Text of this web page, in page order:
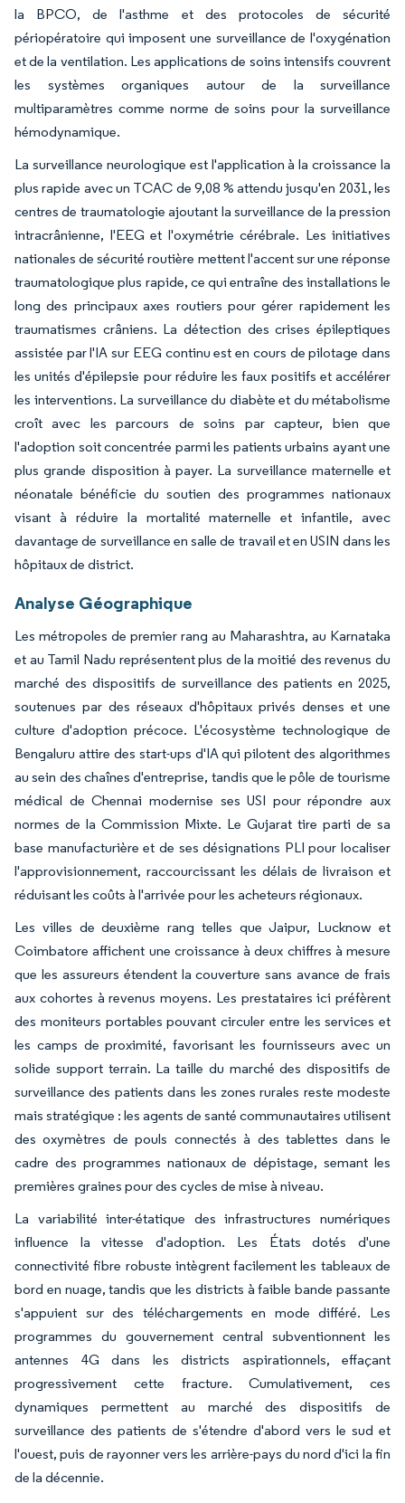
la BPCO, de l'asthme et des protocoles de sécurité
périopératoire qui imposent une surveillance de l'oxygénation
et de la ventilation. Les applications de soins intensifs couvrent
les systèmes organiques autour de la surveillance
multiparamètres comme norme de soins pour la surveillance
hémodynamique.
La surveillance neurologique est l'application à la croissance la
plus rapide avec un TCAC de 9,08 % attendu jusqu'en 2031, les
centres de traumatologie ajoutant la surveillance de la pression
intracrânienne, l'EEG et l'oxymétrie cérébrale. Les initiatives
nationales de sécurité routière mettent l'accent sur une réponse
traumatologique plus rapide, ce qui entraîne des installations le
long des principaux axes routiers pour gérer rapidement les
traumatismes crâniens. La détection des crises épileptiques
assistée par l'IA sur EEG continu est en cours de pilotage dans
les unités d'épilepsie pour réduire les faux positifs et accélérer
les interventions. La surveillance du diabète et du métabolisme
croît avec les parcours de soins par capteur, bien que
l'adoption soit concentrée parmi les patients urbains ayant une
plus grande disposition à payer. La surveillance maternelle et
néonatale bénéficie du soutien des programmes nationaux
visant à réduire la mortalité maternelle et infantile, avec
davantage de surveillance en salle de travail et en USIN dans les
hôpitaux de district.
Analyse Géographique
Les métropoles de premier rang au Maharashtra, au Karnataka
et au Tamil Nadu représentent plus de la moitié des revenus du
marché des dispositifs de surveillance des patients en 2025,
soutenues par des réseaux d'hôpitaux privés denses et une
culture d'adoption précoce. L'écosystème technologique de
Bengaluru attire des start-ups d'IA qui pilotent des algorithmes
au sein des chaînes d'entreprise, tandis que le pôle de tourisme
médical de Chennai modernise ses USI pour répondre aux
normes de la Commission Mixte. Le Gujarat tire parti de sa
base manufacturière et de ses désignations PLI pour localiser
l'approvisionnement, raccourcissant les délais de livraison et
réduisant les coûts à l'arrivée pour les acheteurs régionaux.
Les villes de deuxième rang telles que Jaipur, Lucknow et
Coimbatore affichent une croissance à deux chiffres à mesure
que les assureurs étendent la couverture sans avance de frais
aux cohortes à revenus moyens. Les prestataires ici préfèrent
des moniteurs portables pouvant circuler entre les services et
les camps de proximité, favorisant les fournisseurs avec un
solide support terrain. La taille du marché des dispositifs de
surveillance des patients dans les zones rurales reste modeste
mais stratégique : les agents de santé communautaires utilisent
des oxymètres de pouls connectés à des tablettes dans le
cadre des programmes nationaux de dépistage, semant les
premières graines pour des cycles de mise à niveau.
La variabilité inter-étatique des infrastructures numériques
influence la vitesse d'adoption. Les États dotés d'une
connectivité fibre robuste intègrent facilement les tableaux de
bord en nuage, tandis que les districts à faible bande passante
s'appuient sur des téléchargements en mode différé. Les
programmes du gouvernement central subventionnent les
antennes 4G dans les districts aspirationnels, effaçant
progressivement cette fracture. Cumulativement, ces
dynamiques permettent au marché des dispositifs de
surveillance des patients de s'étendre d'abord vers le sud et
l'ouest, puis de rayonner vers les arrière-pays du nord d'ici la fin
de la décennie.